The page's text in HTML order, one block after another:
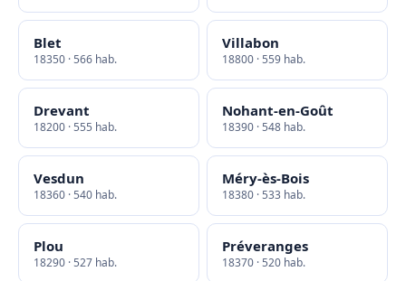
Blet
18350 · 566 hab.
Villabon
18800 · 559 hab.
Drevant
18200 · 555 hab.
Nohant-en-Goût
18390 · 548 hab.
Vesdun
18360 · 540 hab.
Méry-ès-Bois
18380 · 533 hab.
Plou
18290 · 527 hab.
Préveranges
18370 · 520 hab.